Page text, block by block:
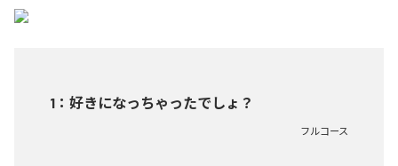
1 ： 好きになっちゃったでしょ？
フルコース